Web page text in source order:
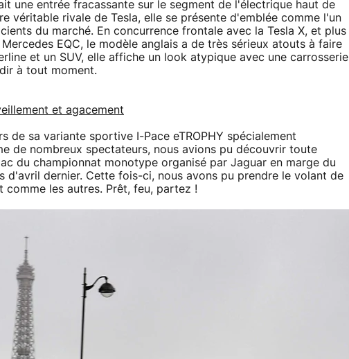
une entrée fracassante sur le segment de l'électrique haut de
véritable rivale de Tesla, elle se présente d'emblée comme l'un
du marché. En concurrence frontale avec la Tesla X, et plus
EQC, le modèle anglais a de très sérieux atouts à faire
et un SUV, elle affiche un look atypique avec une carrosserie
à tout moment.
et agacement
de sa variante sportive I-Pace eTROPHY spécialement
de nombreux spectateurs, nous avions pu découvrir toute
du championnat monotype organisé par Jaguar en marge du
d'avril dernier. Cette fois-ci, nous avons pu prendre le volant de
les autres. Prêt, feu, partez !